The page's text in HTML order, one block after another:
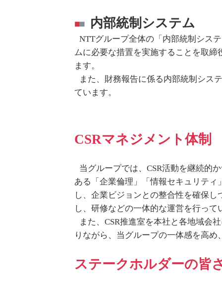
内部統制システム
NTTグループ全体の「内部統制シス
ムに必要な措置を実施することを取
ます。
また、財務報告に係る内部統制シス
ています。
CSRマネジメント体制
当グループでは、CSR活動を継続的
ある「企業倫理」「情報セキュリテ
し、企業ビジョンとの整合性を確保
し、研修などの一体的な運営を行って
また、CSR推進室を本社と各地域会
りながら、当グループの一体感を高
ステークホルダーの皆